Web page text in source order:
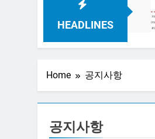
HEADLINES
Home 공지사항
공지사항